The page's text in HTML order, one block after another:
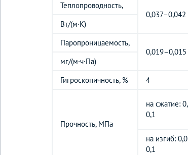
Теплопроводность,
0,037–0,042
Вт/(м·К)
Паропроницаемость,
0,019–0,015
мг/(м·ч·Па)
Гигроскопичность, %
4
Прочность, МПа
на сжатие:
0,1
на изгиб:
0,1